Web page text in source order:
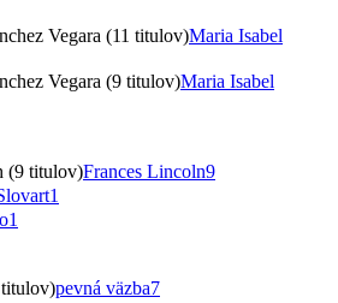
Vegara (11 titulov)Maria Isabel
Vegara (9 titulov)Maria Isabel
(9 titulov)Frances Lincoln9
1
1
titulov)pevná väzba7